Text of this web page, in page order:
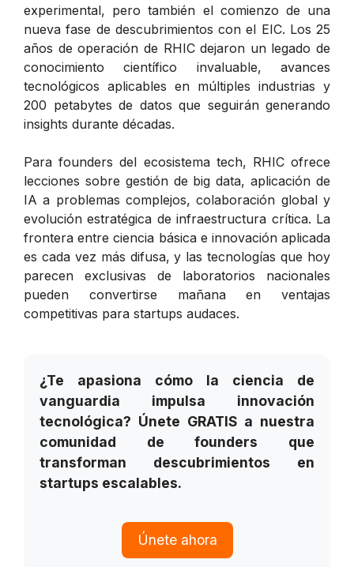
experimental, pero también el comienzo de una
nueva fase de descubrimientos con el EIC. Los 25
años de operación de RHIC dejaron un legado de
conocimiento científico invaluable, avances
tecnológicos aplicables en múltiples industrias y
200 petabytes de datos que seguirán generando
insights durante décadas.
Para founders del ecosistema tech, RHIC ofrece
lecciones sobre gestión de big data, aplicación de
IA a problemas complejos, colaboración global y
evolución estratégica de infraestructura crítica. La
frontera entre ciencia básica e innovación aplicada
es cada vez más difusa, y las tecnologías que hoy
parecen exclusivas de laboratorios nacionales
pueden convertirse mañana en ventajas
competitivas para startups audaces.
¿Te apasiona cómo la ciencia de
vanguardia impulsa innovación
tecnológica? Únete GRATIS a nuestra
comunidad de founders que
transforman descubrimientos en
startups escalables.
Únete ahora